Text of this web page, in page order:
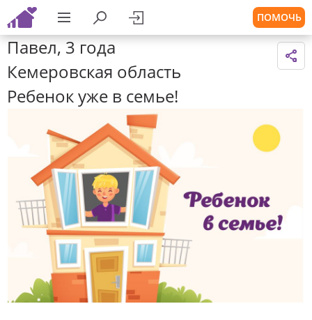
ПОМОЧЬ
Павел, 3 года
Кемеровская область
Ребенок уже в семье!